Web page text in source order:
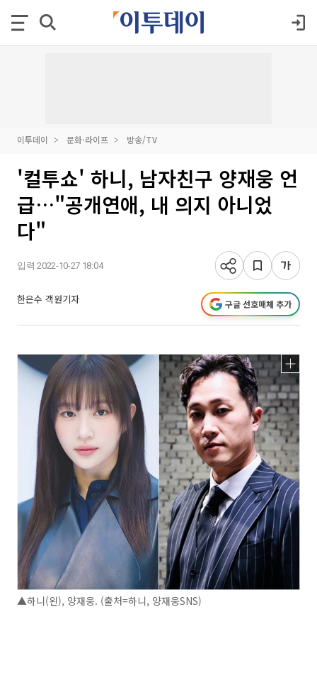
이투데이 문화·라이프 방송/TV
'컬투쇼' 하니, 남자친구 양재웅 언
급…"공개연애, 내 의지 아니었
다"
입력 2022-10-27 18:04
한은수 객원기자 구글 선호매체 추가
▲하니(왼), 양재웅. (출처=하니, 양재웅SNS)